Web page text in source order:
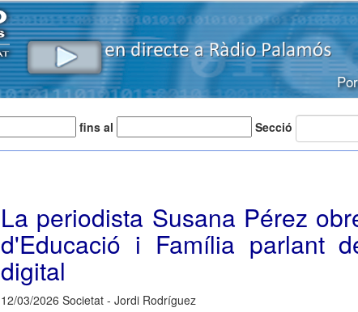
fins al Secció
La periodista Susana Pérez
d'Educació i Família parlant
digital
12/03/2026 Societat - Jordi Rodríguez